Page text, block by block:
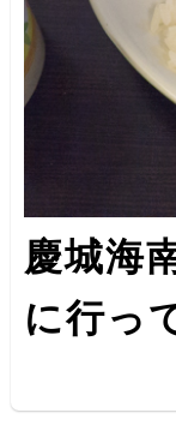
慶城海
に行っ